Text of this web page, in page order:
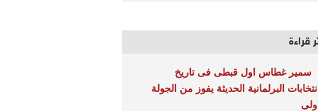
قراءة
سمير غطاس اول قبطى فى تاريخ
البرلمانية الحديثة يفوز من الجولة